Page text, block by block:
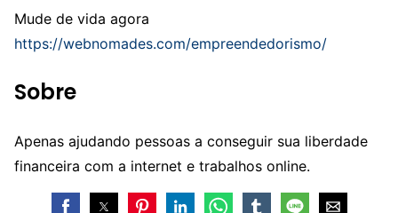
Mude de vida agora
https://webnomades.com/empreendedorismo/
Sobre
Apenas ajudando pessoas a conseguir sua liberdade
financeira com a internet e trabalhos online.